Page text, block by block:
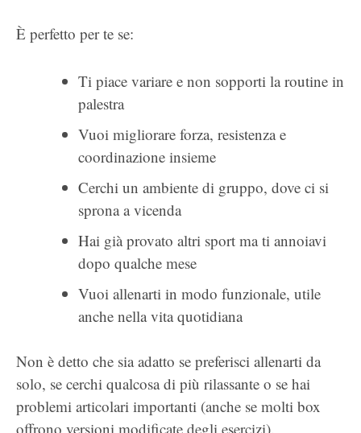
È perfetto per te se:
Ti piace variare e non sopporti la routine in
palestra
Vuoi migliorare forza, resistenza e
coordinazione insieme
Cerchi un ambiente di gruppo, dove ci si
sprona a vicenda
Hai già provato altri sport ma ti annoiavi
dopo qualche mese
Vuoi allenarti in modo funzionale, utile
anche nella vita quotidiana
Non è detto che sia adatto se preferisci allenarti da
solo, se cerchi qualcosa di più rilassante o se hai
problemi articolari importanti (anche se molti box
offrono versioni modificate degli esercizi).